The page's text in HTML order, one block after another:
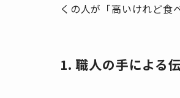
くの人が「高いけれど食
1. 職人の手による